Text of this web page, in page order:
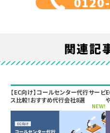
関連記
【EC向け】コールセンター代行サービ
ス比較！おすすめ代行会社8選
NEW!